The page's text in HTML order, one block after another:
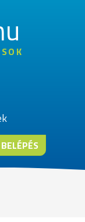
BELÉPÉS